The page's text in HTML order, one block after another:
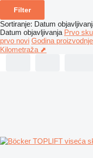
Filter
Sortiranje: Datum
Datum objavljivanja Prvo
prvo novi Godina
Kilometraža ⬈